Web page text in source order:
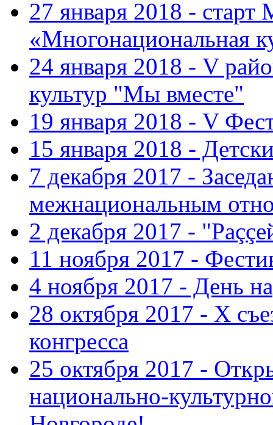
27 января 2018 - старт
«Многонациональная
24 января 2018 - V
культур "Мы вместе"
19 января 2018 - V
15 января 2018 -
7 декабря 2017 -
межнациональным
2 декабря 2017 -
11 ноября 2017 -
4 ноября 2017 - День
28 октября 2017 - Х
конгресса
25 октября 2017 -
национально-